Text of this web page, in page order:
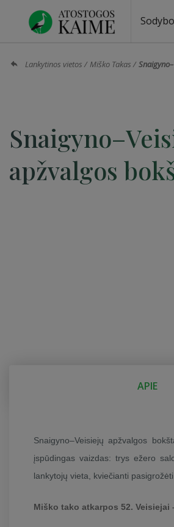
Lankytinos vietos Miško Takas
apžvalgos
APIE
Snaigyno–Veisiejų apžvalgos
įspūdingas vaizdas: trys ežero
lankytojų vieta, kviečianti
Miško tako atkarpos 52.